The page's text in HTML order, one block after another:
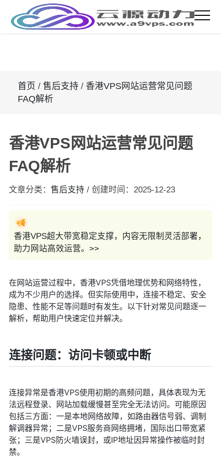
首页 / 售后支持/ 香港VPS网站运营常见问题
FAQ解析
香港VPS网站运营常见问题
FAQ解析
文章分类： 售后支持 / 创建时间： 2025-12-23
香港VPS超大带宽稳定支撑，内容无限制灵活部署，
助力网站高效运营。>>
在网站运营过程中，香港VPS凭借地理优势和网络特性，
成为不少用户的选择。但实际使用中，连接不稳定、安全
隐患、性能不足等问题时有发生。以下针对常见问题逐一
解析，帮助用户快速定位并解决。
连接问题：访问卡顿或中断
连接异常是香港VPS使用初期的高频问题，具体表现为无
法远程登录、网站加载缓慢甚至完全无法访问。可能原因
包括三方面：一是本地网络故障，如路由器信号弱、调制
解调器异常；二是VPS服务商网络拥堵，国际出口带宽紧
张；三是VPS防火墙误封，或IP地址因异常操作被临时封
禁。